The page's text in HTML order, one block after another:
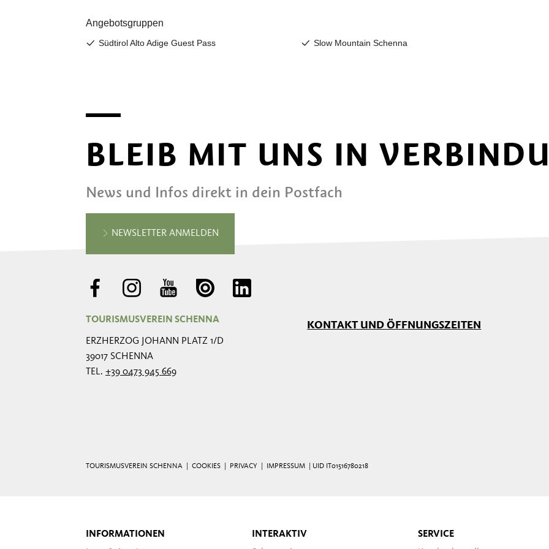
BLEIB MIT UNS IN
News und Infos direkt in dein Postfach
NEWSLETTER ANMELDEN
TOURISMUSVEREIN SCHENNA
ERZHERZOG JOHANN PLATZ 1/D
39017 SCHENNA
TEL. +39 0473 945 669
KONTAKT UND ÖFFNUNGSZEITEN
TOURISMUSVEREIN SCHENNA | COOKIES PRIVACY IMPRESSUM | UID IT01516780218
INFORMATIONEN
INTERAKTIV
SERVICE